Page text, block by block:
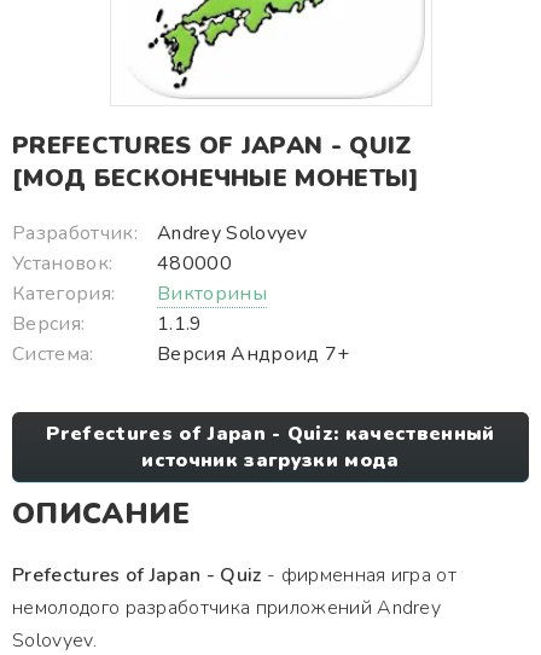
PREFECTURES OF JAPAN - QUIZ
[МОД БЕСКОНЕЧНЫЕ МОНЕТЫ]
Разработчик:
Andrey Solovyev
Установок:
480000
Категория:
Викторины
Версия:
1.1.9
Система:
Версия Андроид 7+
Prefectures of Japan - Quiz: качественный
источник загрузки мода
ОПИСАНИЕ
Prefectures of Japan - Quiz - фирменная игра от
немолодого разработчика приложений Andrey
Solovyev.